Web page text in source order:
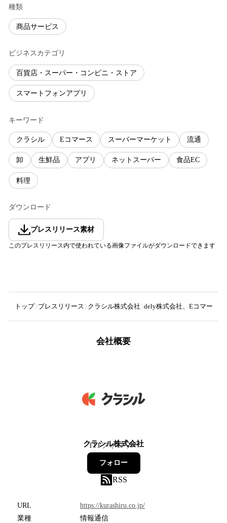
種類
商品サービス
ビジネスカテゴリ
百貨店・スーパー・コンビニ・ストア
スマートフォンアプリ
キーワード
クラシル Eコマース スーパーマーケット 流通
卸 生鮮品 アプリ ネットスーパー 食品EC
料理
ダウンロード
プレスリリース素材
このプレスリリース内で使われている画像ファイルがダウンロードできます
トップ プレスリリース クラシル株式会社 dely株式会社、Eコマース
会社概要
クラシル株式会社
111フォロワー
フォロー
RSS
URL
https://kurashiru.co.jp/
業種
情報通信